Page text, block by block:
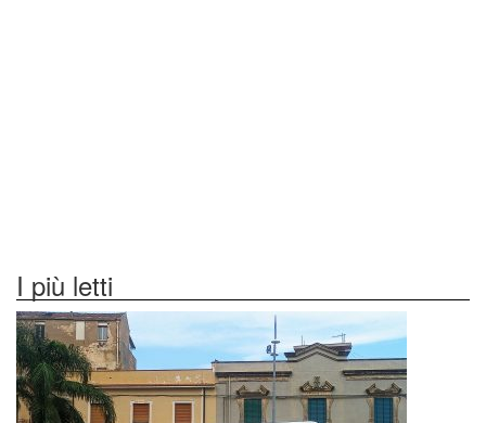
I più letti